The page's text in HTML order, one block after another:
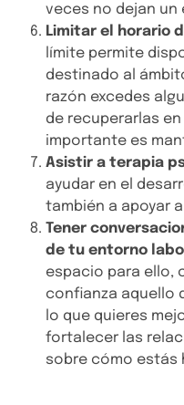
veces no dejan un
Limitar el horario
límite permite
destinado al
razón excedes
de recuperarlas
importante es
Asistir a terapia
ayudar en el
también a apoyar
Tener
de tu entorno
espacio para ello,
confianza aquello
lo que quieres
fortalecer las
sobre cómo estás